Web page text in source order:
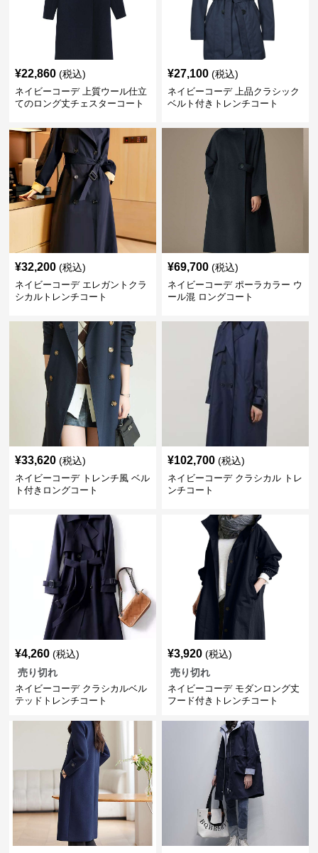
¥22,860 (税込)
ネイビーコーデ 上質ウール仕立
てのロング丈チェスターコート
¥27,100 (税込)
ネイビーコーデ 上品クラシック
ベルト付きトレンチコート
¥32,200 (税込)
ネイビーコーデ エレガントクラ
シカルトレンチコート
¥69,700 (税込)
ネイビーコーデ ポーラカラー ウ
ール混 ロングコート
¥33,620 (税込)
ネイビーコーデ トレンチ風 ベル
ト付きロングコート
¥102,700 (税込)
ネイビーコーデ クラシカル トレ
ンチコート
¥4,260 (税込)
売り切れ
ネイビーコーデ クラシカルベル
テッドトレンチコート
¥3,920 (税込)
売り切れ
ネイビーコーデ モダンロング丈
フード付きトレンチコート